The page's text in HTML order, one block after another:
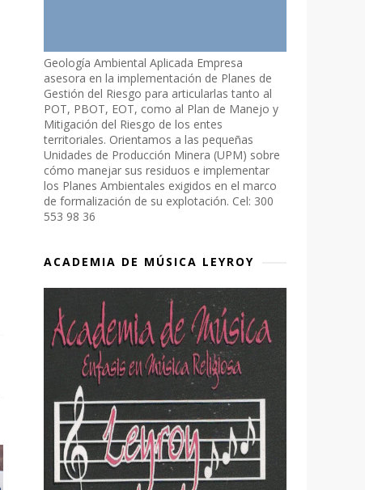
Geología Ambiental Aplicada Empresa
asesora en la implementación de Planes de
Gestión del Riesgo para articularlas tanto al
POT, PBOT, EOT, como al Plan de Manejo y
Mitigación del Riesgo de los entes
territoriales. Orientamos a las pequeñas
Unidades de Producción Minera (UPM) sobre
cómo manejar sus residuos e implementar
los Planes Ambientales exigidos en el marco
de formalización de su explotación. Cel: 300
553 98 36
ACADEMIA DE MÚSICA LEYROY